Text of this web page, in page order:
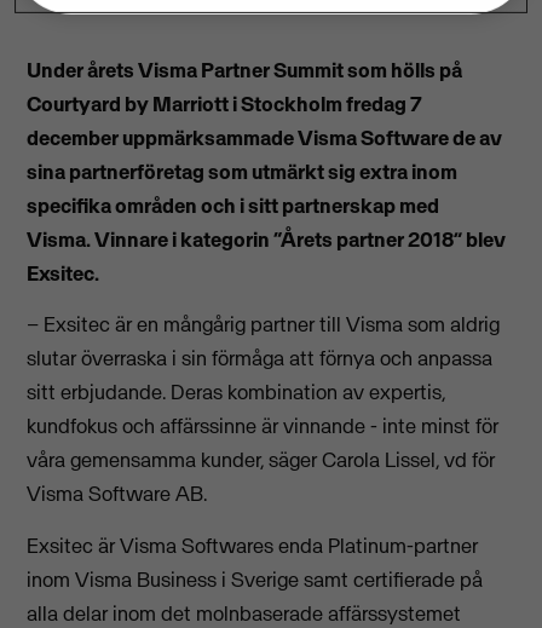
Under årets Visma Partner Summit som hölls på
Courtyard by Marriott i Stockholm fredag 7
december uppmärksammade Visma Software de av
sina partnerföretag som utmärkt sig extra inom
specifika områden och i sitt partnerskap med
Visma.Vinnare i kategorin “Årets partner 2018” blev
Exsitec.
– Exsitec är en mångårig partner till Visma som aldrig
slutar överraska i sin förmåga att förnya och anpassa
sitt erbjudande. Deras kombination av expertis,
kundfokus och affärssinne är vinnande - inte minst för
våra gemensamma kunder, säger Carola Lissel, vd för
Visma Software AB.
Exsitec är Visma Softwares enda Platinum-partner
inom Visma Business i Sverige samt certifierade på
alla delar inom det molnbaserade affärssystemet